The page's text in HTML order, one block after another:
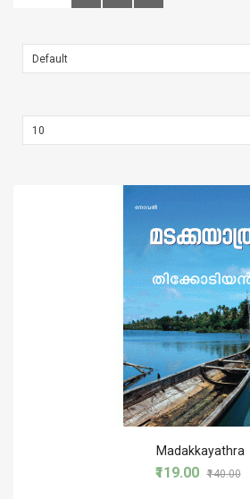
Madakkayathra
₹119.00 ₹140.00